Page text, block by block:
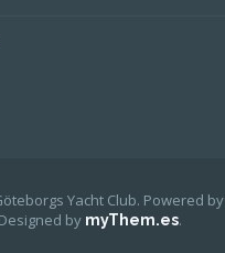
Yacht Club. Powered by
Designed by myThem.es.